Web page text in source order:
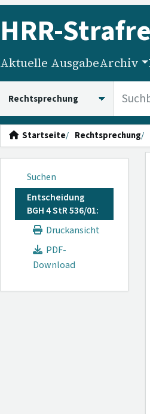
HRR-
Aktuelle AusgabeArchiv
Startseite Rechtsprechung
Suchen
Entscheidung
BGH 4 StR 536/01:
Druckansicht
PDF-
Download